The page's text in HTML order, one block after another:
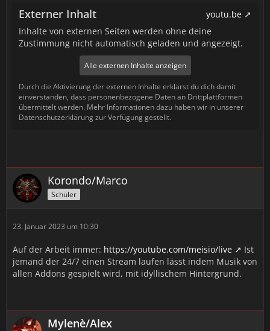
Externer Inhalt
youtu.be
Inhalte von externen Seiten werden ohne deine
Zustimmung nicht automatisch geladen und angezeigt.
Alle externen Inhalte anzeigen
Durch die Aktivierung der externen Inhalte erklärst du dich damit
einverstanden, dass personenbezogene Daten an Drittplattformen
übermittelt werden. Mehr Informationen dazu haben wir in unserer
Datenschutzerklärung zur Verfügung gestellt.
Korondo/Marco
Schüler
23. Januar 2023 um 10:30
Auf der Arbeit immer: https://youtube.com/meisio/live
Ist
jemand der 24/7 einen Stream laufen lässt indem Musik von
allen Addons gespielt wird, mit idyllischem Hintergrund.
Mylenè/Alex